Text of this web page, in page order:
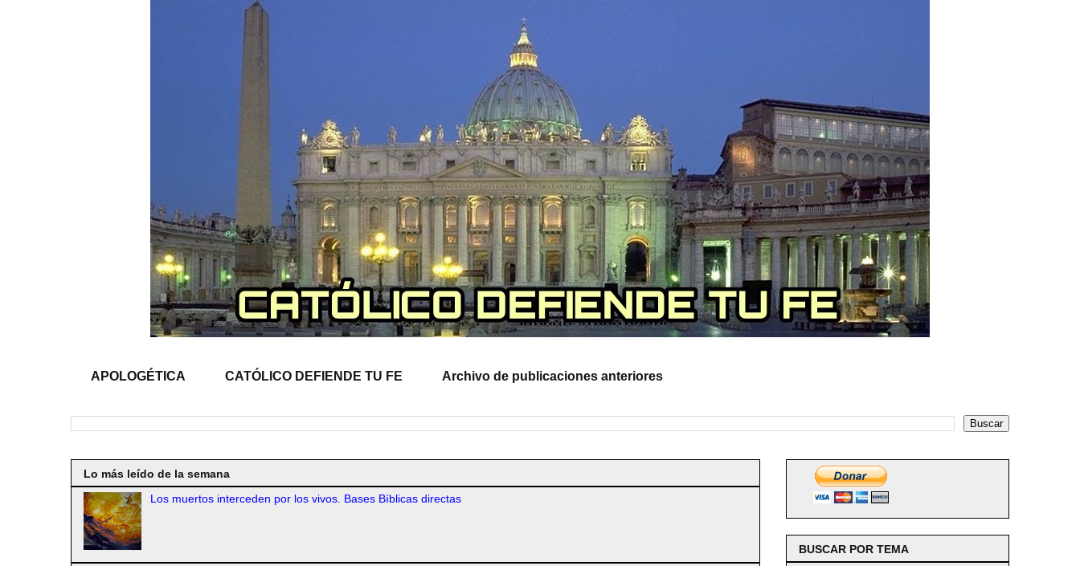
APOLOGÉTICA CATÓLICO DEFIENDE TU FE Archivo de publicaciones anteriores
Lo más leído de la semana
Los muertos interceden por los vivos. Bases Bíblicas directas
BUSCAR POR TEMA